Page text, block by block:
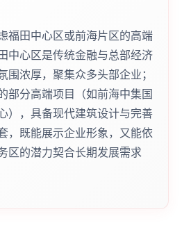
福田中心区或前海片区的高端
中心区是传统金融与总部经济
围浓厚，聚集众多头部企业；
部分高端项目（如前海中集国
），具备现代建筑设计与完善
，既能展示企业形象，又能依
区的潜力契合长期发展需求